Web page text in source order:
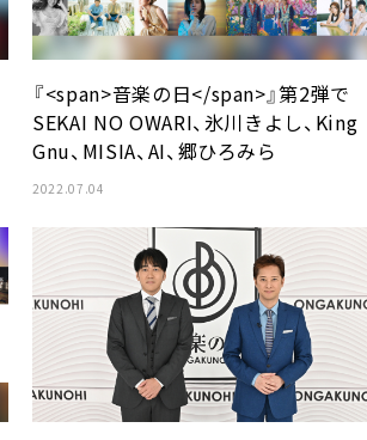
『<span>音楽の日</span>』第2弾で
SEKAI NO OWARI、氷川きよし、King
Gnu、MISIA、AI、郷ひろみら
2022.07.04